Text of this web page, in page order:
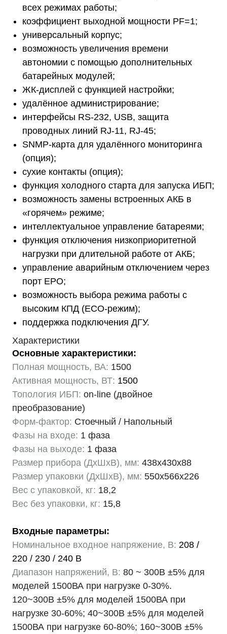
всех режимах работы;
коэффициент выходной мощности PF=1;
универсальный корпус;
возможность увеличения времени
автономии с помощью дополнительных
батарейных модулей;
ЖК-дисплей с функцией настройки;
удалённое администрирование;
интерфейсы RS-232, USB, защита
проводных линий RJ-11, RJ-45;
SNMP-карта для удалённого мониторинга
(опция);
сухие контакты (опция);
функция холодного старта для запуска ИБП;
возможность замены встроенных АКБ в
«горячем» режиме;
интеллектуальное управление батареями;
функция отключения низкоприоритетной
нагрузки при длительной работе от АКБ;
управление аварийным отключением через
порт EPO;
возможность выбора режима работы с
высоким КПД (ECO-режим);
поддержка подключения ДГУ.
Характеристики
Основные характеристики:
Полная мощность, ВА: 1500
Активная мощность, ВТ: 1500
Топология ИБП: on-line (двойное
преобразование)
Форм-фактор: Стоечный / Напольный
Фазы на входе: 1 фаза
Фазы на выходе: 1 фаза
Размер прибора (ДхШхВ), мм: 438х430х88
Размер упаковки (ДхШхВ), мм: 550х566х226
Вес с упаковкой, кг: 18,2
Вес без упаковки, кг: 15,8
Входные параметры:
Номинальное входное напряжение, В: 208 /
220 / 230 / 240 В
Диапазон напряжений, В: 80 ~ 300В ±5% для
моделей 1500ВА при нагрузке 0-30%.
120~300В ±5% для моделей 1500ВА при
нагрузке 30-60%; 40~300В ±5% для моделей
1500ВА при нагрузке 60-80%; 160~300В ±5%